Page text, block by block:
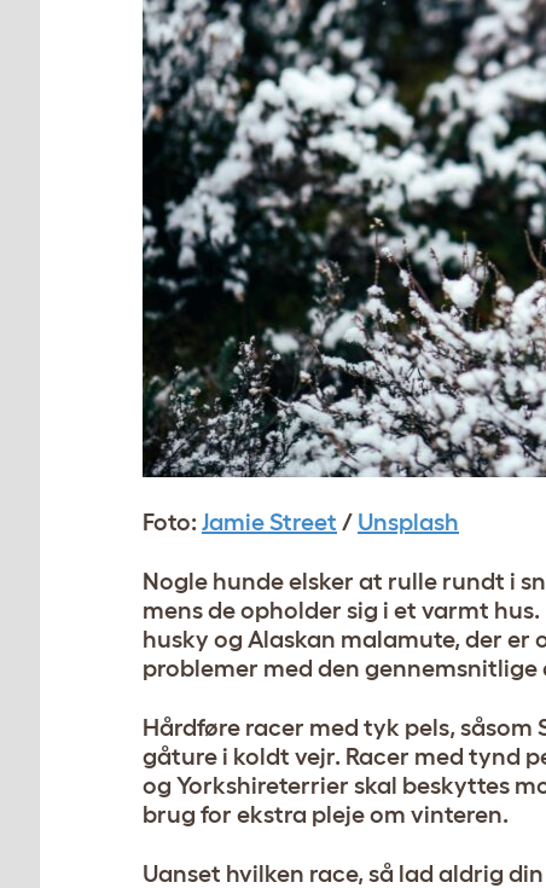
Foto: Jamie Street / Unsplash
Nogle hunde elsker at rulle rundt i
mens de opholder sig i et varmt
husky og Alaskan malamute, der
problemer med den gennemsnitlige
Hårdføre racer med tyk pels,
gåture i koldt vejr. Racer med tynd
og Yorkshireterrier skal beskyttes
brug for ekstra pleje om vinteren.
Uanset hvilken race, så lad aldrig